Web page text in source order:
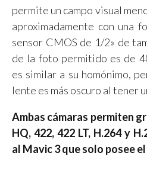
permite un campo visual
aproximadamente con una
sensor CMOS de 1/2» de
de la foto permitido es de
es similar a su homónimo,
lente es más oscuro al tener
Ambas cámaras permiten
HQ, 422, 422 LT, H.264 y
al Mavic 3 que solo posee